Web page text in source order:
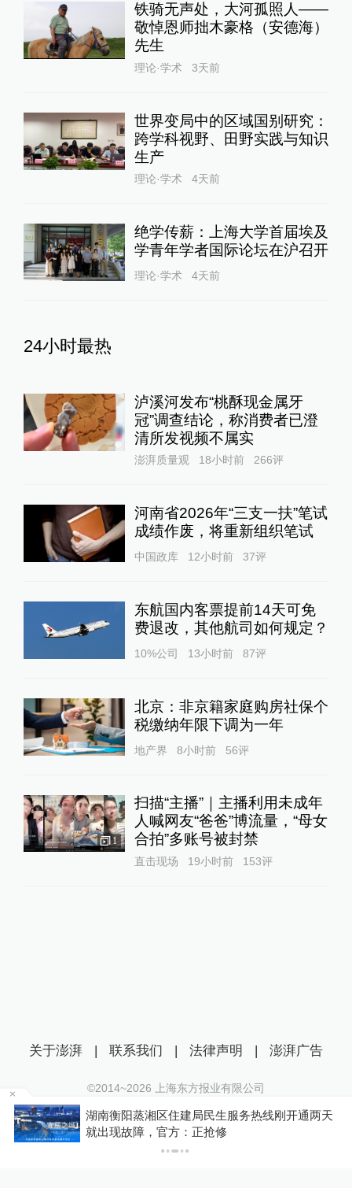
铁骑无声处，大河孤照人——
敬悼恩师拙木豪格（安德海）
先生
理论·学术 3天前
世界变局中的区域国别研究：
跨学科视野、田野实践与知识
生产
理论·学术 4天前
绝学传薪：上海大学首届埃及
学青年学者国际论坛在沪召开
理论·学术 4天前
24小时最热
泸溪河发布“桃酥现金属牙
冠”调查结论，称消费者已澄
清所发视频不属实
澎湃质量观 18小时前 266评
河南省2026年“三支一扶”笔试
成绩作废，将重新组织笔试
中国政库 12小时前 37评
东航国内客票提前14天可免
费退改，其他航司如何规定？
10%公司 13小时前 87评
北京：非京籍家庭购房社保个
税缴纳年限下调为一年
地产界 8小时前 56评
1
扫描“主播”｜主播利用未成年
人喊网友“爸爸”博流量，“母女
合拍”多账号被封禁
直击现场 19小时前 153评
释新闻｜槽点密集的造舰计划：特朗普的“黄金舰
队”梦能实现吗？
关于澎湃 | 联系我们 | 法律声明 | 澎湃广告
©2014~2026 上海东方报业有限公司
沪ICP证：沪B2-20170116 | 沪ICP备14003370号
互联网新闻信息服务许可证：31120170006
沪公网安备 31010602000299号